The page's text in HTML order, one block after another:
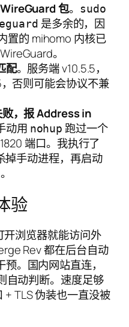
包。 sudo
是多余的，因
置的 mihomo 内核已
。
配。服务端 v10.5.5，
否则可能会协议不兼
，报 Address in
动用 nohup 跑过一个
端口。我执行了
掉手动进程，再启动
验
浏览器就能访问外
Rev 都在后台自动
。国内网站直连，
自动判断。速度足够
TLS 伪装也一直没被